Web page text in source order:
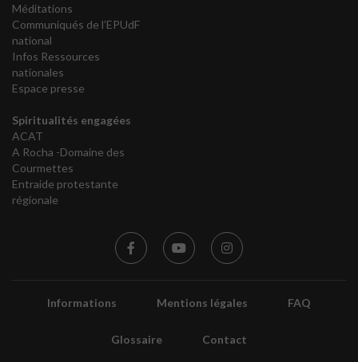
Méditations
Communiqués de l’EPUdF
national
Infos Ressources
nationales
Espace presse
Spiritualités engagées
ACAT
A Rocha -Domaine des
Courmettes
Entraide protestante
régionale
Informations Mentions légales FAQ
Glossaire Contact